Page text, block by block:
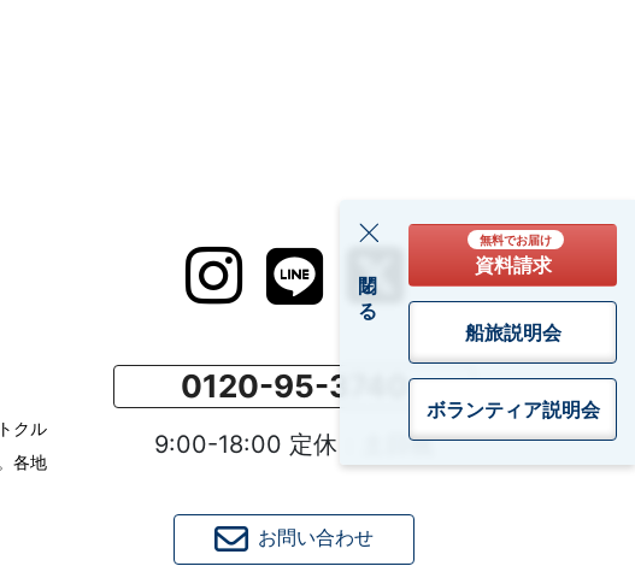
閉じる
無料でお届け
資料請求
船旅説明会
ボランティア説明会
0120-95-3740
9:00-18:00 定休：土日祝
お問い合わせ
クル
各地